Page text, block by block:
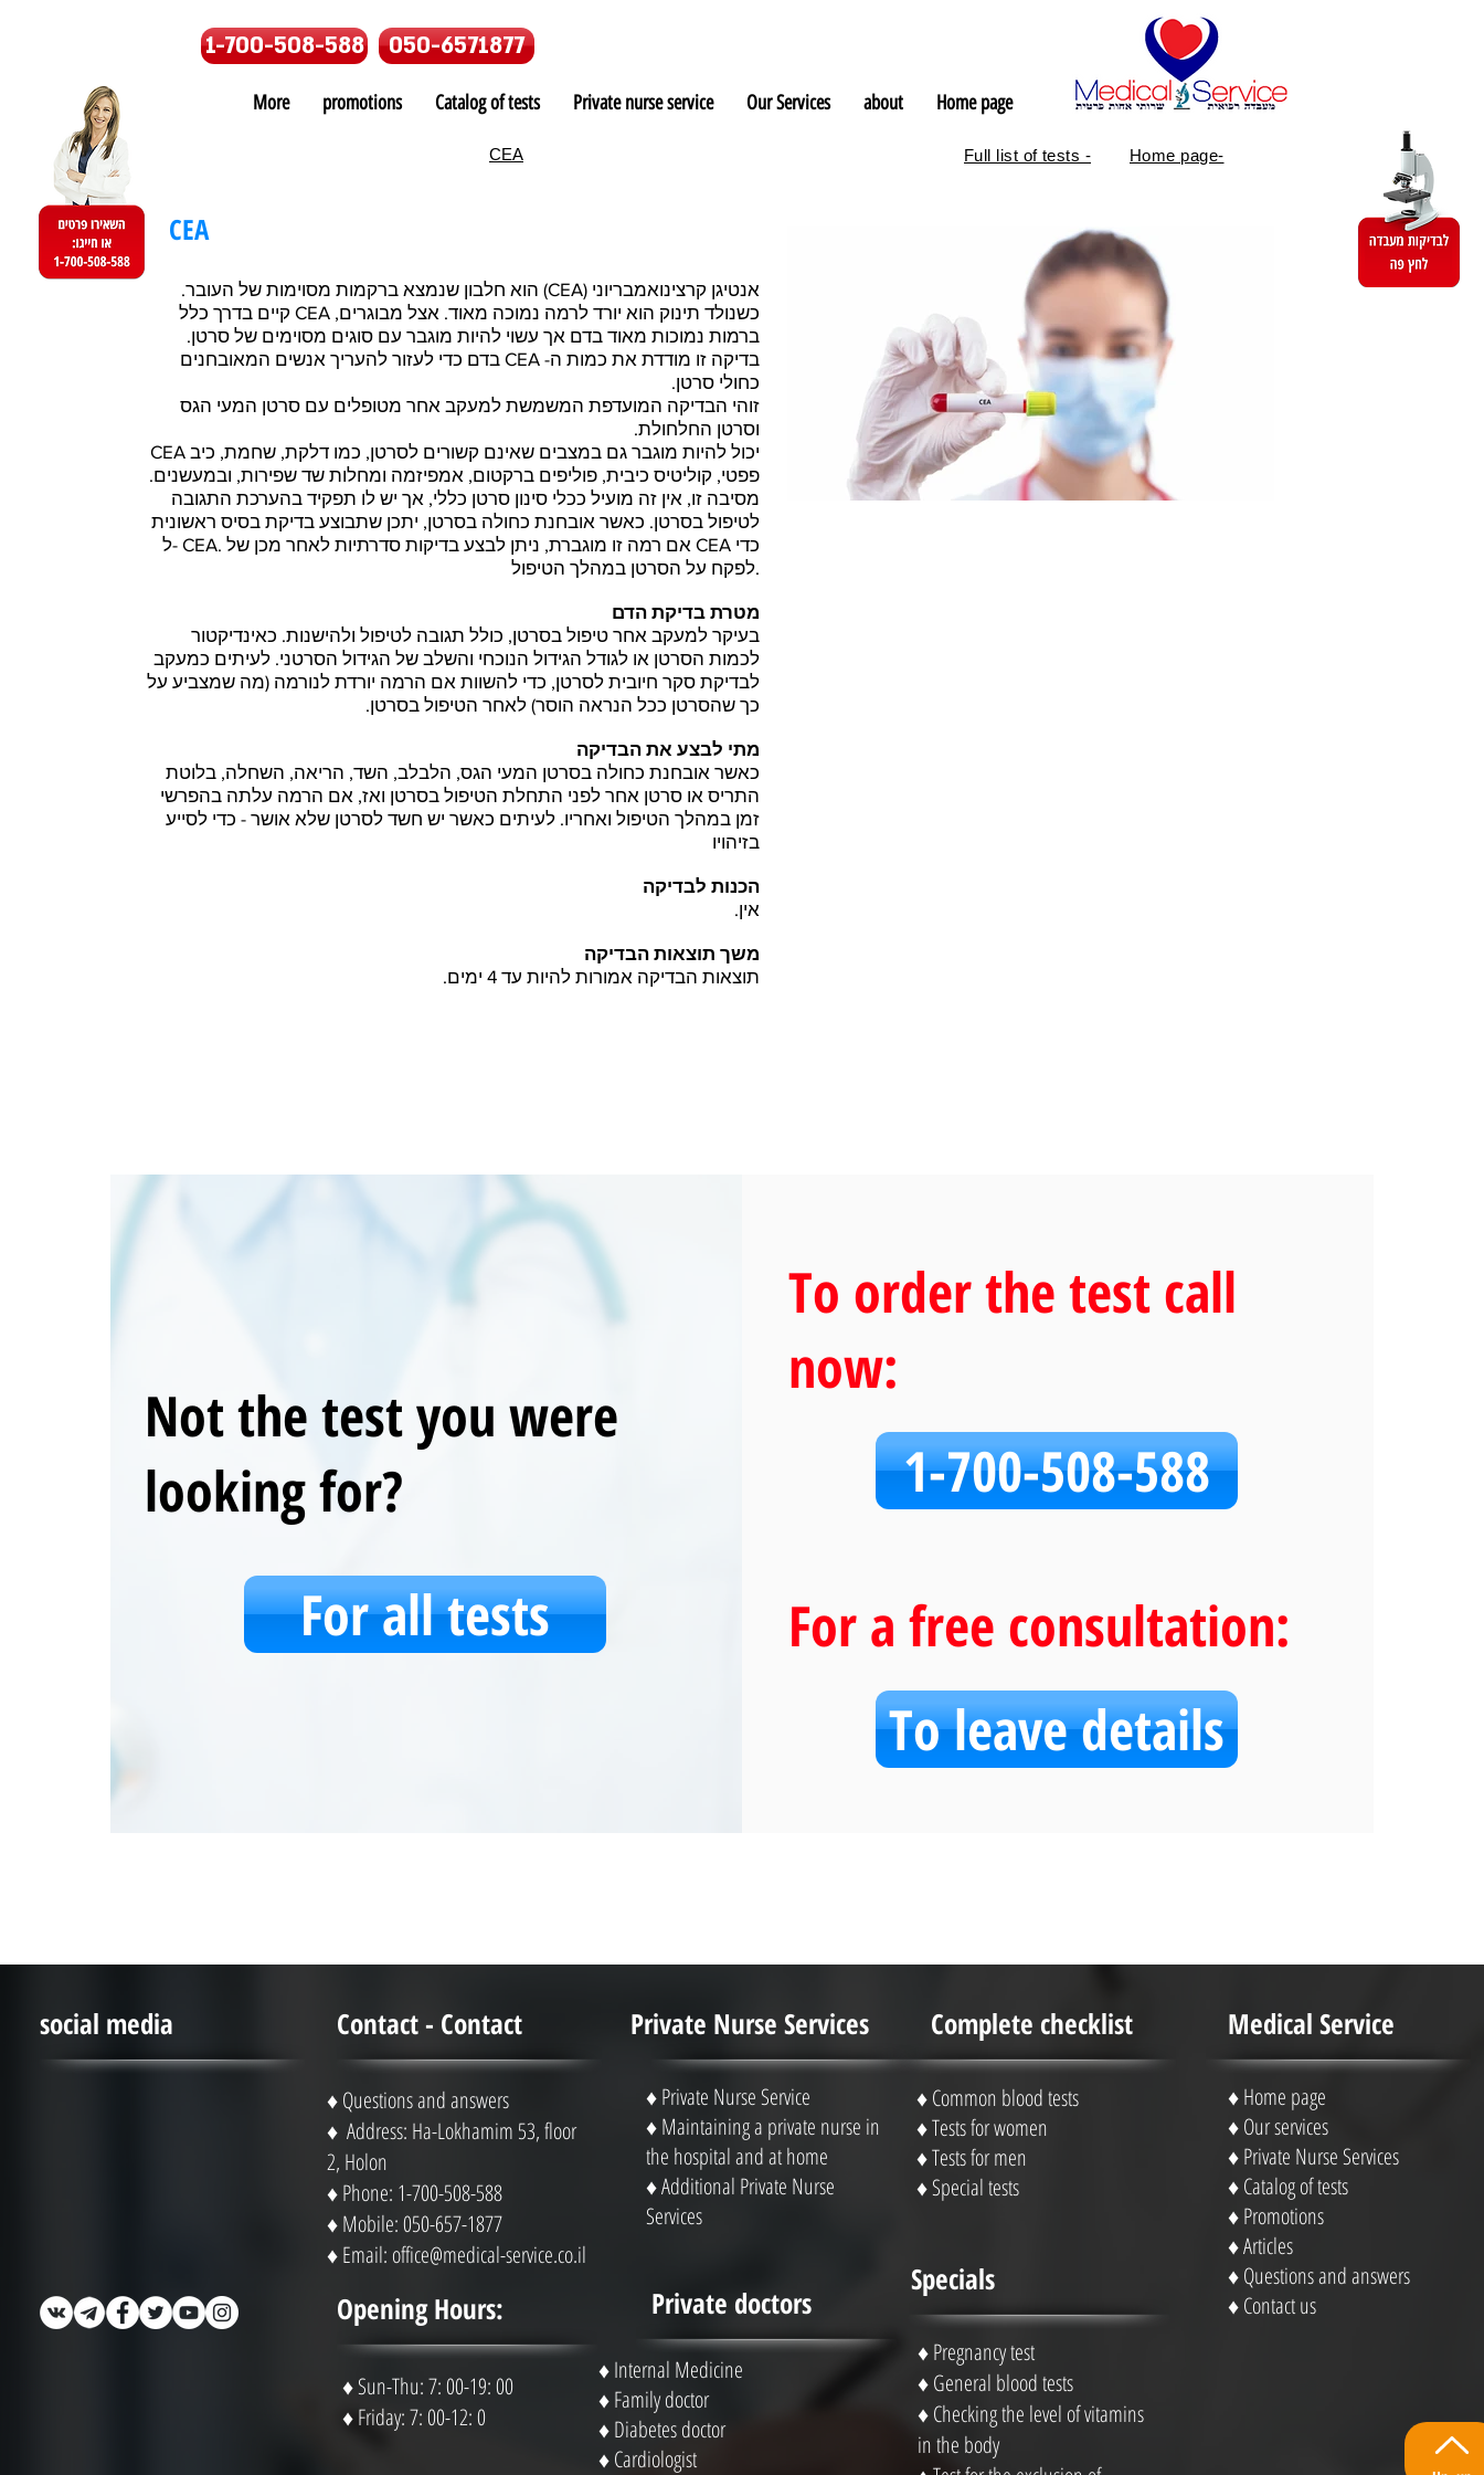
1-700-508-588 050-6571877
Home page
about
Our Services
Private nurse service
Catalog of tests
promotions
More
CEA Full list of tests - Home page-
CEA
אנטיגן קרצינואמבריוני (CEA) הוא חלבון שנמצא ברקמות מסוימות של העובר.
כשנולד תינוק הוא יורד לרמה נמוכה מאוד. אצל מבוגרים, CEA קיים בדרך כלל
ברמות נמוכות מאוד בדם אך עשוי להיות מוגבר עם סוגים מסוימים של סרטן.
בדיקה זו מודדת את כמות ה- CEA בדם כדי לעזור להעריך אנשים המאובחנים
כחולי סרטן.
זוהי הבדיקה המועדפת המשמשת למעקב אחר מטופלים עם סרטן המעי הגס
וסרטן החלחולת.
CEA יכול להיות מוגבר גם במצבים שאינם קשורים לסרטן, כמו דלקת, שחמת, כיב
פפטי, קוליטיס כיבית, פוליפים ברקטום, אמפיזמה ומחלות שד שפירות, ובמעשנים.
מסיבה זו, אין זה מועיל ככלי סינון סרטן כללי, אך יש לו תפקיד בהערכת התגובה
לטיפול בסרטן. כאשר אובחנת כחולה בסרטן, יתכן שתבוצע בדיקת בסיס ראשונית
ל- CEA. אם רמה זו מוגברת, ניתן לבצע בדיקות סדרתיות לאחר מכן של CEA כדי
לפקח על הסרטן במהלך הטיפול.
מטרת בדיקת הדם
בעיקר למעקב אחר טיפול בסרטן, כולל תגובה לטיפול ולהישנות. כאינדיקטור
לכמות הסרטן או לגודל הגידול הנוכחי והשלב של הגידול הסרטני. לעיתים כמעקב
לבדיקת סקר חיובית לסרטן, כדי להשוות אם הרמה יורדת לנורמה (מה שמצביע על
כך שהסרטן ככל הנראה הוסר) לאחר הטיפול בסרטן.
מתי לבצע את הבדיקה
כאשר אובחנת כחולה בסרטן המעי הגס, הלבלב, השד, הריאה, השחלה, בלוטת
התריס או סרטן אחר לפני התחלת הטיפול בסרטן ואז, אם הרמה עלתה בהפרשי
זמן במהלך הטיפול ואחריו. לעיתים כאשר יש חשד לסרטן שלא אושר - כדי לסייע
בזיהויו
הכנות לבדיקה
אין.
משך תוצאות הבדיקה
תוצאות הבדיקה אמורות להיות עד 4 ימים.
Not the test you were
looking for?
For all tests
To order the test call
now:
1-700-508-588
For a free consultation:
To leave details
Private doctors
♦ Internal Medicine
♦ Family doctor
♦ Diabetes doctor
♦ Cardiologist
social media Contact - Contact
♦ Questions and answers
♦ Address: Ha-Lokhamim 53, floor
2, Holon
♦ Phone: 1-700-508-588
♦ Mobile: 050-657-1877
♦ Email: office@medical-service.co.il
Opening Hours:
♦ Sun-Thu: 7: 00-19: 00
♦ Friday: 7: 00-12: 0
Private Nurse Services
♦ Private Nurse Service
♦ Maintaining a private nurse in
the hospital and at home
♦ Additional Private Nurse
Services
Complete checklist
♦ Common blood tests
♦ Tests for women
♦ Tests for men
♦ Special tests
Specials
♦Pregnancy test
♦General blood tests
♦Checking the level of vitamins
in the body
Medical Service
♦Home page
♦Our services
♦Private Nurse Services
♦ Catalog of tests
♦Promotions
♦Articles
♦Questions and answers
♦Contact us